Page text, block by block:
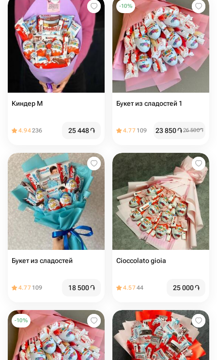
Киндер М
4.94236 25 448֏
-10%
Букет из сладостей 1
4.77 109 23 850֏26 500֏
Букет из сладостей
4.77 109 18 500֏
Cioccolato gioia
4.5744 25 000֏
-10%